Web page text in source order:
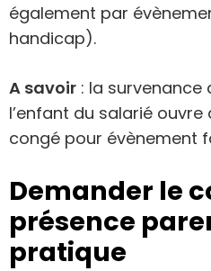
également par
handicap).
A savoir : la survenance
l’enfant du salarié
congé pour évènement
Demander le
présence
pratique